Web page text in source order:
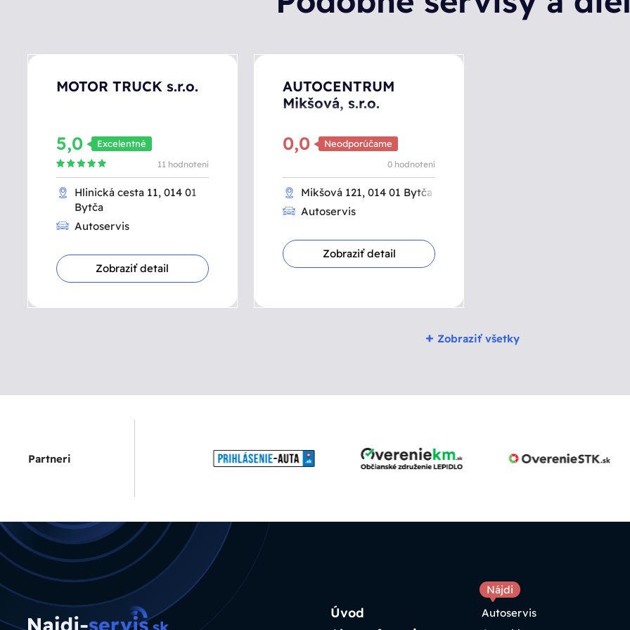
MOTOR TRUCK s.r.o.
5,0 Excelentné
11 hodnotení
Hlinická cesta 11, 014 01
Bytča
Autoservis
Zobraziť detail
AUTOCENTRUM
Mikšová, s.r.o.
0,0 Neodporúčame
0 hodnotení
Mikšová 121, 014 01 Bytča
Autoservis
Zobraziť detail
+ Zobraziť všetky
Partneri
Úvod
Nájdi
Autoservis